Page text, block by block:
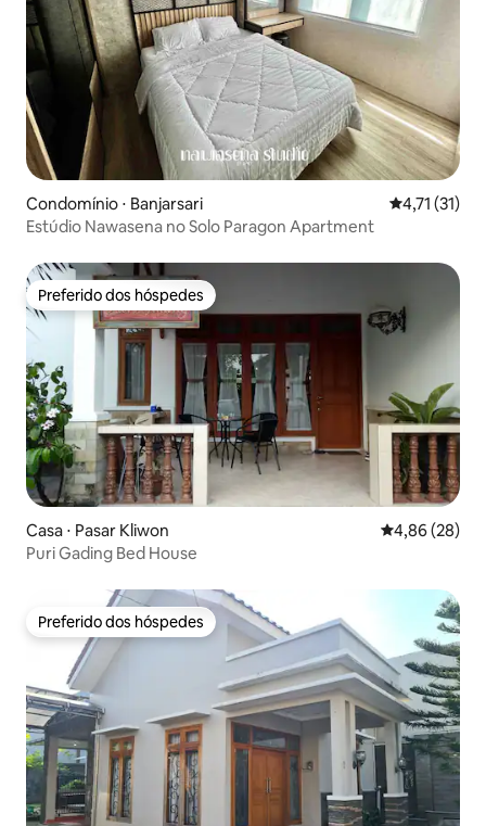
Condomínio ⋅ Banjarsari 4,71 de uma
4,71 (31)
Estúdio Nawasena no Solo Paragon Apartment
Preferido dos hóspedes
Preferido dos hóspedes
Casa ⋅ Pasar Kliwon 4,86 de uma
4,86 (28)
Puri Gading Bed House
Preferido dos hóspedes
Preferido dos hóspedes